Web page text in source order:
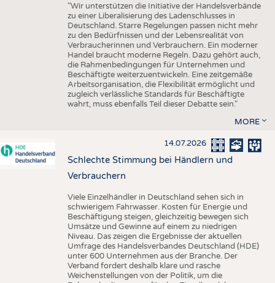
"Wir unterstützen die Initiative der Handelsverbände
zu einer Liberalisierung des Ladenschlusses in
Deutschland. Starre Regelungen passen nicht mehr
zu den Bedürfnissen und der Lebensrealität von
Verbraucherinnen und Verbrauchern. Ein moderner
Handel braucht moderne Regeln. Dazu gehört auch,
die Rahmenbedingungen für Unternehmen und
Beschäftigte weiterzuentwickeln. Eine zeitgemäße
Arbeitsorganisation, die Flexibilität ermöglicht und
zugleich verlässliche Standards für Beschäftigte
wahrt, muss ebenfalls Teil dieser Debatte sein."
MORE
14.07.2026
Schlechte Stimmung bei Händlern und
Verbrauchern
Viele Einzelhändler in Deutschland sehen sich in
schwierigem Fahrwasser. Kosten für Energie und
Beschäftigung steigen, gleichzeitig bewegen sich
Umsätze und Gewinne auf einem zu niedrigen
Niveau. Das zeigen die Ergebnisse der aktuellen
Umfrage des Handelsverbandes Deutschland (HDE)
unter 600 Unternehmen aus der Branche. Der
Verband fordert deshalb klare und rasche
Weichenstellungen von der Politik, um die